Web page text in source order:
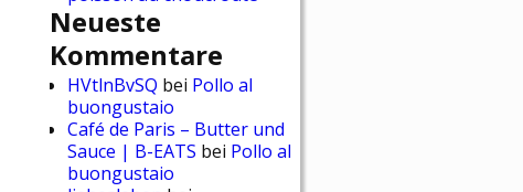
Neueste
Kommentare
HVtlnBvSQ bei Pollo al
buongustaio
Café de Paris – Butter und
Sauce | B-EATS bei Pollo al
buongustaio